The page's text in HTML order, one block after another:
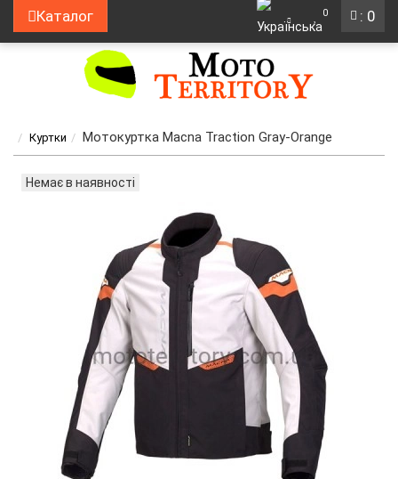
: 0
Каталог 0
Куртки Мотокуртка Macna Traction Gray-Orange
Немає в наявності